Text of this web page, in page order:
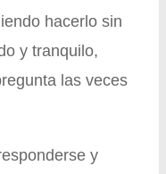
hacerlo sin
y tranquilo,
las veces
y